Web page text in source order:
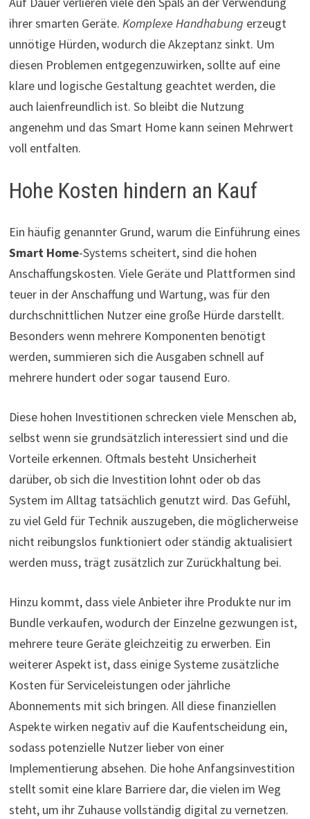
ihrer smarten Geräte. Komplexe Handhabung erzeugt
unnötige Hürden, wodurch die Akzeptanz sinkt. Um
diesen Problemen entgegenzuwirken, sollte auf eine
klare und logische Gestaltung geachtet werden, die
auch laienfreundlich ist. So bleibt die Nutzung
angenehm und das Smart Home kann seinen Mehrwert
voll entfalten.
Hohe Kosten hindern an Kauf
Ein häufig genannter Grund, warum die Einführung eines
Smart Home-Systems scheitert, sind die hohen
Anschaffungskosten. Viele Geräte und Plattformen sind
teuer in der Anschaffung und Wartung, was für den
durchschnittlichen Nutzer eine große Hürde darstellt.
Besonders wenn mehrere Komponenten benötigt
werden, summieren sich die Ausgaben schnell auf
mehrere hundert oder sogar tausend Euro.
Diese hohen Investitionen schrecken viele Menschen ab,
selbst wenn sie grundsätzlich interessiert sind und die
Vorteile erkennen. Oftmals besteht Unsicherheit
darüber, ob sich die Investition lohnt oder ob das
System im Alltag tatsächlich genutzt wird. Das Gefühl,
zu viel Geld für Technik auszugeben, die möglicherweise
nicht reibungslos funktioniert oder ständig aktualisiert
werden muss, trägt zusätzlich zur Zurückhaltung bei.
Hinzu kommt, dass viele Anbieter ihre Produkte nur im
Bundle verkaufen, wodurch der Einzelne gezwungen ist,
mehrere teure Geräte gleichzeitig zu erwerben. Ein
weiterer Aspekt ist, dass einige Systeme zusätzliche
Kosten für Serviceleistungen oder jährliche
Abonnements mit sich bringen. All diese finanziellen
Aspekte wirken negativ auf die Kaufentscheidung ein,
sodass potenzielle Nutzer lieber von einer
Implementierung absehen. Die hohe Anfangsinvestition
stellt somit eine klare Barriere dar, die vielen im Weg
steht, um ihr Zuhause vollständig digital zu vernetzen.